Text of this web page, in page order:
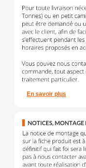
En savoir plus